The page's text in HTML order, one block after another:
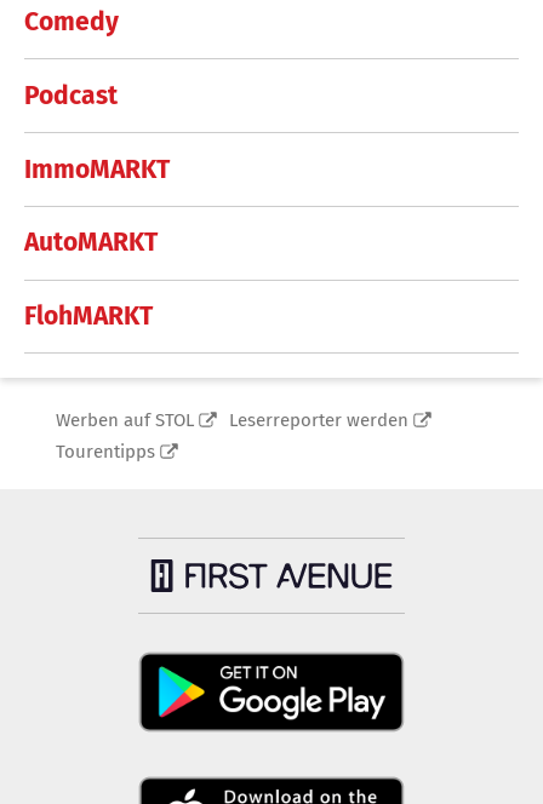
Comedy
Podcast
ImmoMARKT
AutoMARKT
FlohMARKT
Werben auf STOL
Leserreporter werden
Tourentipps